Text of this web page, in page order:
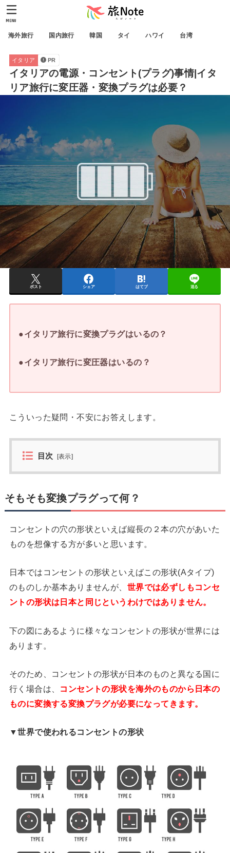
海外旅行 国内旅行 韓国 タイ ハワイ 台湾
MENU
イタリア PR
イタリアの電源・コンセント(プラグ)事情|イタ
リア旅行に変圧器・変換プラグは必要？
ポスト シェア はてブ 送る
●イタリア旅行に変換プラグはいるの？
●イタリア旅行に変圧器はいるの？
こういった疑問・不安にお答えします。
目次 [表示]
そもそも変換プラグって何？
コンセントの穴の形状といえば縦長の２本の穴があいた
ものを想像する方が多いと思います。
日本ではコンセントの形状といえばこの形状(Aタイプ)
のものしか基本ありませんが、 世界では必ずしもコンセ
ントの形状は日本と同じというわけではありません。
下の図にあるように様々なコンセントの形状が世界には
あります。
そのため、コンセントの形状が日本のものと異なる国に
行く場合は、 コンセントの形状を海外のものから日本の
ものに変換する変換プラグが必要になってきます。
▼世界で使われるコンセントの形状